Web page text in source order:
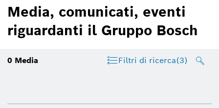
Media, comunicati, eventi
riguardanti il Gruppo Bosch
0 Media Filtri di ricerca(3)